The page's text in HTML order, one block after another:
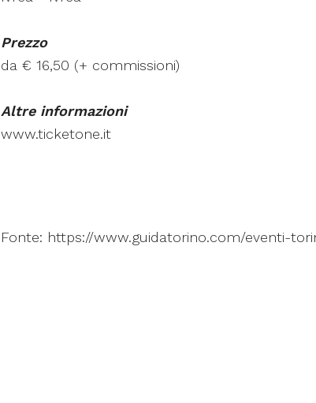
Prezzo
da € 16,50 (+ commissioni)
Altre informazioni
www.ticketone.it
Fonte: https://www.guidatorino.com/eventi-